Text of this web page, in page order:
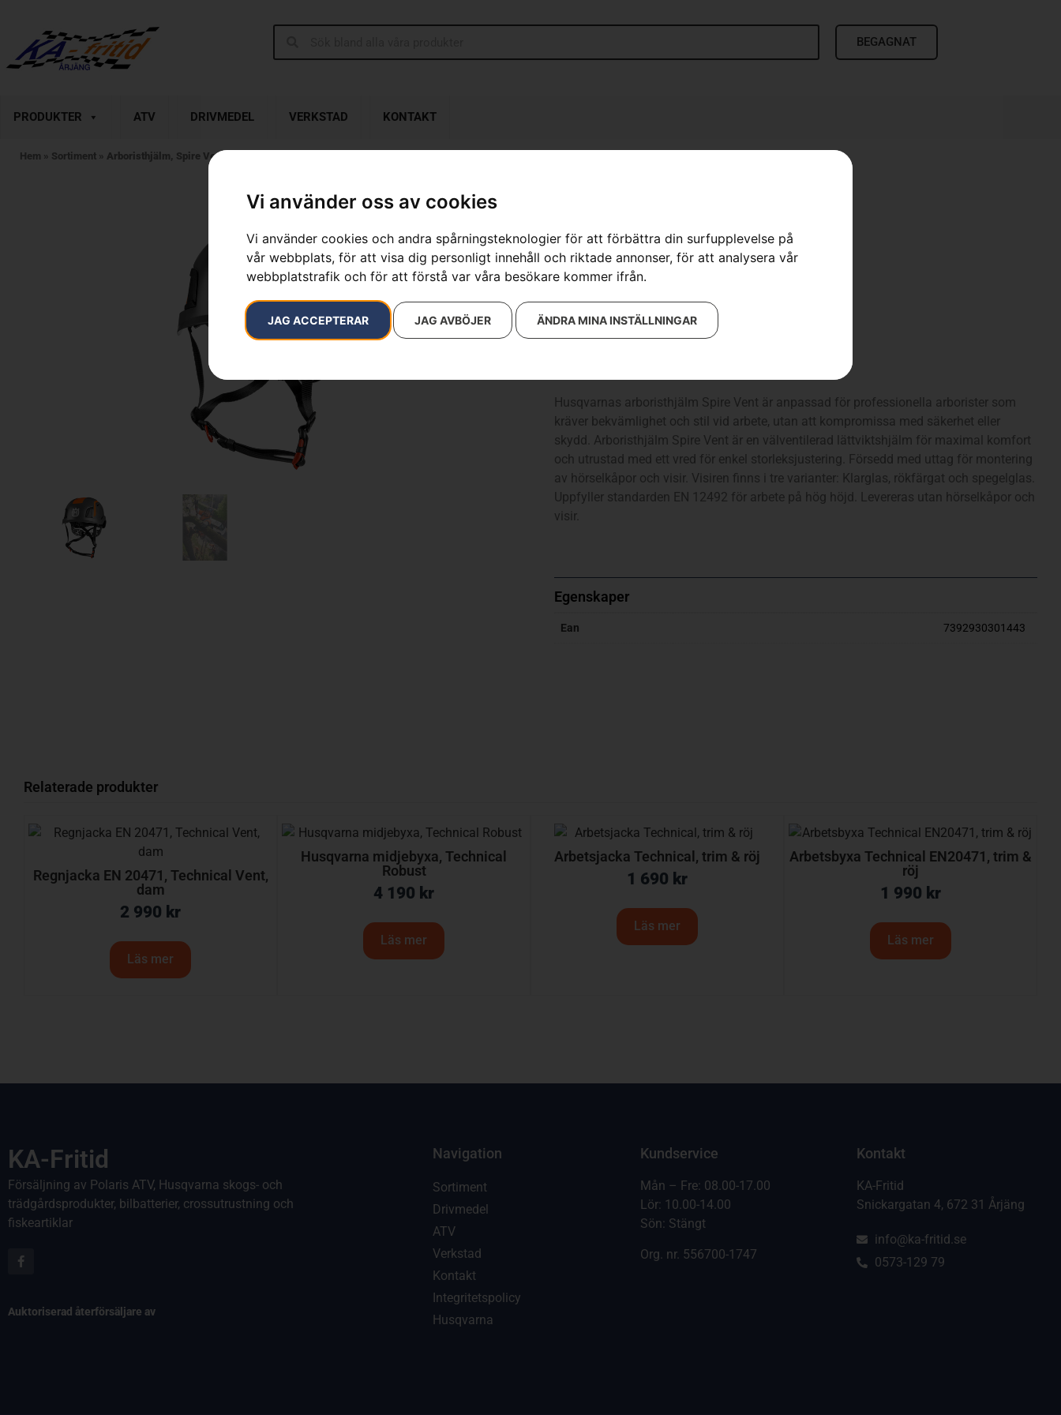
Vi använder oss av cookies
Vi använder cookies och andra spårningsteknologier för att förbättra din surfupplevelse på
vår webbplats, för att visa dig personligt innehåll och riktade annonser, för att analysera vår
webbplatstrafik och för att förstå var våra besökare kommer ifrån.
JAG ACCEPTERAR JAG AVBÖJER ÄNDRA MINA INSTÄLLNINGAR
BEGAGNAT
PRODUKTER ATV DRIVMEDEL VERKSTAD KONTAKT
Hem » Sortiment » Arboristhjälm, Spire Vent
Arboristhjälm, Spire Vent
Artikelnummer:
597681801
Hjälmar
Skor & Kläder
Varumärken :Husqvarna
1 690kr
Husqvarnas arboristhjälm Spire Vent är anpassad för professionella arborister som
kräver bekvämlighet och stil vid arbete, utan att kompromissa med säkerhet eller
skydd. Arboristhjälm Spire Vent är en välventilerad lättviktshjälm för maximal komfort
och utrustad med ett vred för enkel storleksjustering. Försedd med uttag för montering
av hörselkåpor och visir. Visiren finns i tre varianter: Klarglas, rökfärgat och spegelglas.
Uppfyller standarden EN 12492 för arbete på hög höjd. Levereras utan hörselkåpor och
visir.
Egenskaper
Ean 7392930301443
Relaterade produkter
Regnjacka EN 20471, Technical Vent,
dam
2 990 kr
Läs mer
Husqvarna midjebyxa, Technical
Robust
4 190 kr
Läs mer
Arbetsjacka Technical, trim & röj
1 690 kr
Läs mer
Arbetsbyxa Technical EN20471, trim &
röj
1 990 kr
Läs mer
KA-Fritid
Försäljning av Polaris ATV, Husqvarna skogs- och
trädgårdsprodukter, bilbatterier, crossutrustning och
fiskeartiklar
Auktoriserad återförsäljare av
Navigation
Sortiment
Drivmedel
ATV
Verkstad
Kontakt
Integritetspolicy
Husqvarna
Kundservice
Mån – Fre: 08.00-17.00
Lör: 10.00-14.00
Sön: Stängt
Org. nr. 556700-1747
Kontakt
KA-Fritid
Snickargatan 4, 672 31 Årjäng
info@ka-fritid.se
0573-129 79